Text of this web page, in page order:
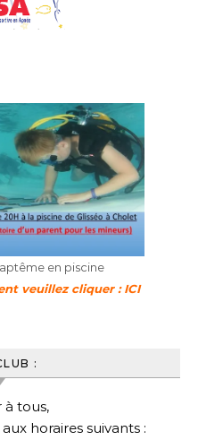
en piscine
veuillez cliquer : ICI
:
à tous,
horaires suivants :